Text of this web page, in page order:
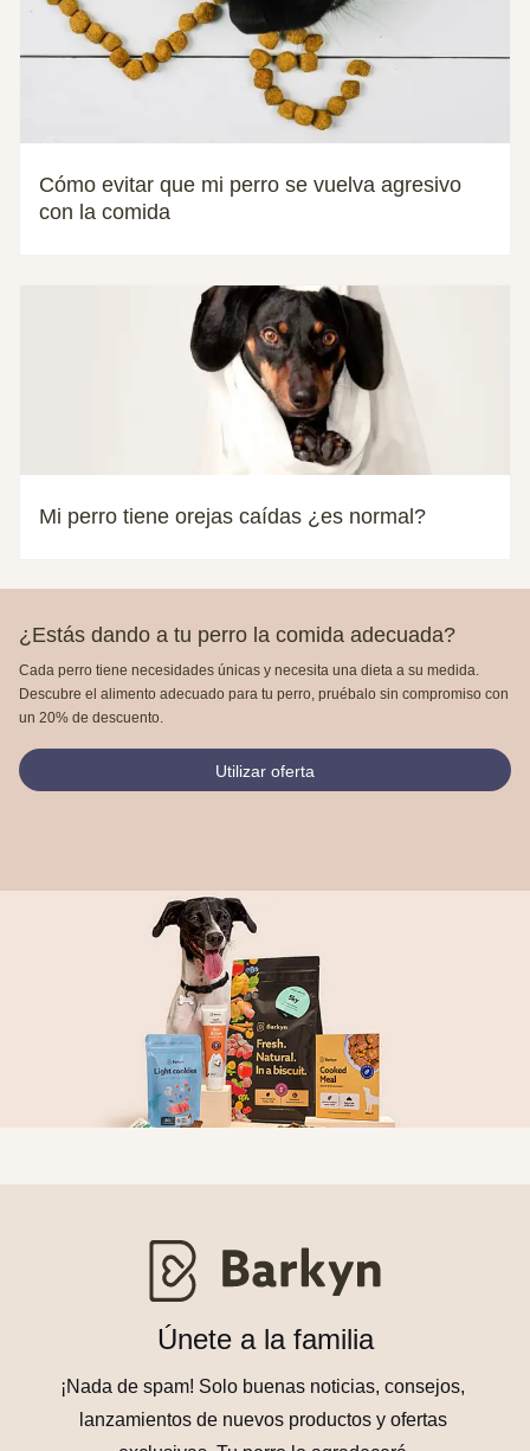
Cómo evitar que mi perro se vuelva agresivo
con la comida
Mi perro tiene orejas caídas ¿es normal?
¿Estás dando a tu perro la comida adecuada?
Cada perro tiene necesidades únicas y necesita una dieta a su medida.
Descubre el alimento adecuado para tu perro, pruébalo sin compromiso con
un 20% de descuento.
Utilizar oferta
Únete a la familia
¡Nada de spam! Solo buenas noticias, consejos,
lanzamientos de nuevos productos y ofertas